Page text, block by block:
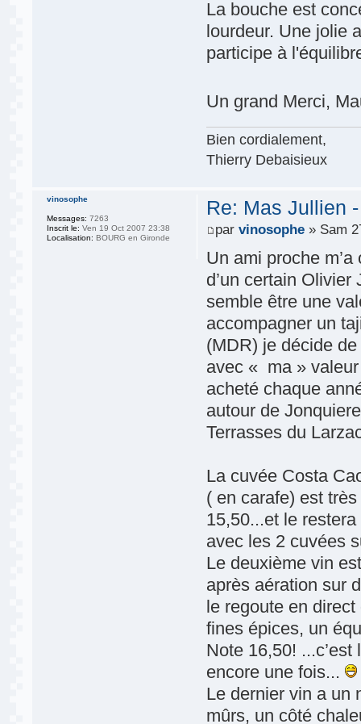
La bouche est
lourdeur. Une jolie
participe à
Un grand Merci,
Bien cordialement,
Thierry Debaisieux
Re: Mas Jullien
parvinosophe » Sam
Un ami proche
d’un certain
semble être une
accompagner un
(MDR) je décide
avec « ma » valeur
acheté chaque
autour de
Terrasses du
La cuvée Costa
( en carafe) est
15,50...et le
avec les 2 cuvées
Le deuxième vin
après aération sur
le regoute en
fines épices, un
Note 16,50!
encore une fois...
Le dernier vin a un
mûrs, un côté
vinosophe
Messages: 7263
Inscrit le: Ven 19 Oct 2007 23:38
Localisation: BOURG en Gironde